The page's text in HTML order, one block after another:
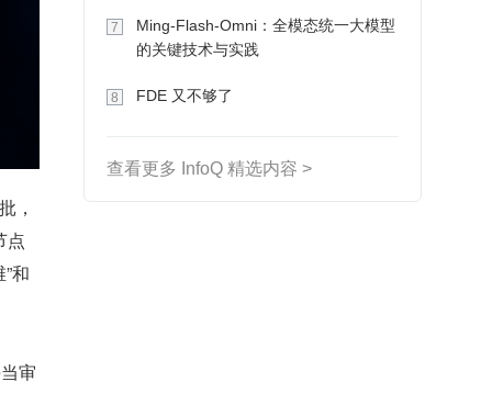
点
和
7
Ming-Flash-Omni：全模态统一大模型
的关键技术与实践
8 FDE 又不够了
查看更多 InfoQ 精选内容 >